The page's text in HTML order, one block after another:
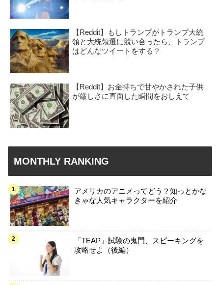
【Reddit】もしトランプがトランプ大統
領と大統領選に競い合ったら、トランプ
はどんなツイートをする？
【Reddit】お金持ちで甘やかされた子供
が厳しさに直面した瞬間をおしえて
MONTHLY RANKING
アメリカのアニメってどう？知っとかな
きゃな人気キャラクターを紹介
「TEAP」試験の鬼門、スピーキングを
攻略せよ（後編）